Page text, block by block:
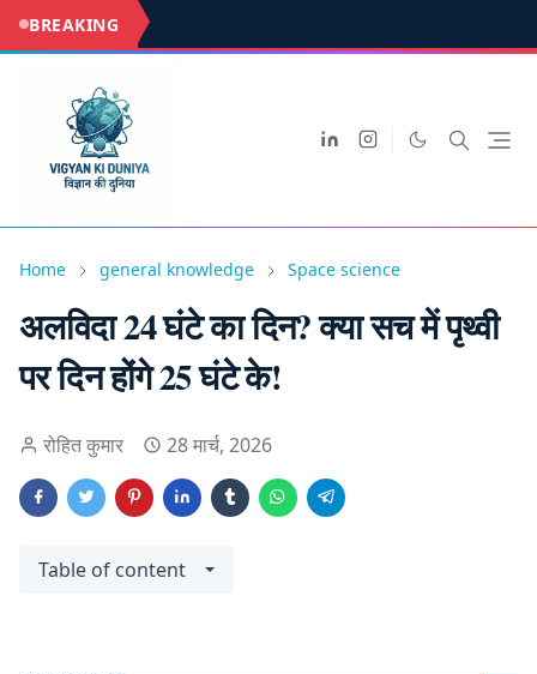
BREAKING
Home general knowledge Space science
अलविदा 24 घंटे का दिन? क्या सच में पृथ्वी
पर दिन होंगे 25 घंटे के!
रोहित कुमार 28 मार्च, 2026
Table of content